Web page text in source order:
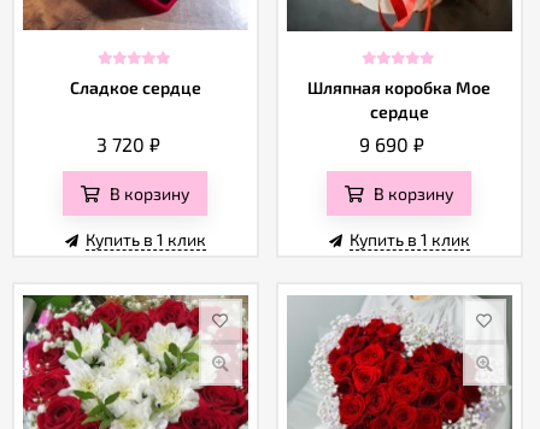
Сладкое сердце
3 720 ₽
В корзину
Купить в 1 клик
Шляпная коробка Мое
сердце
9 690₽
В корзину
Купить в 1 клик